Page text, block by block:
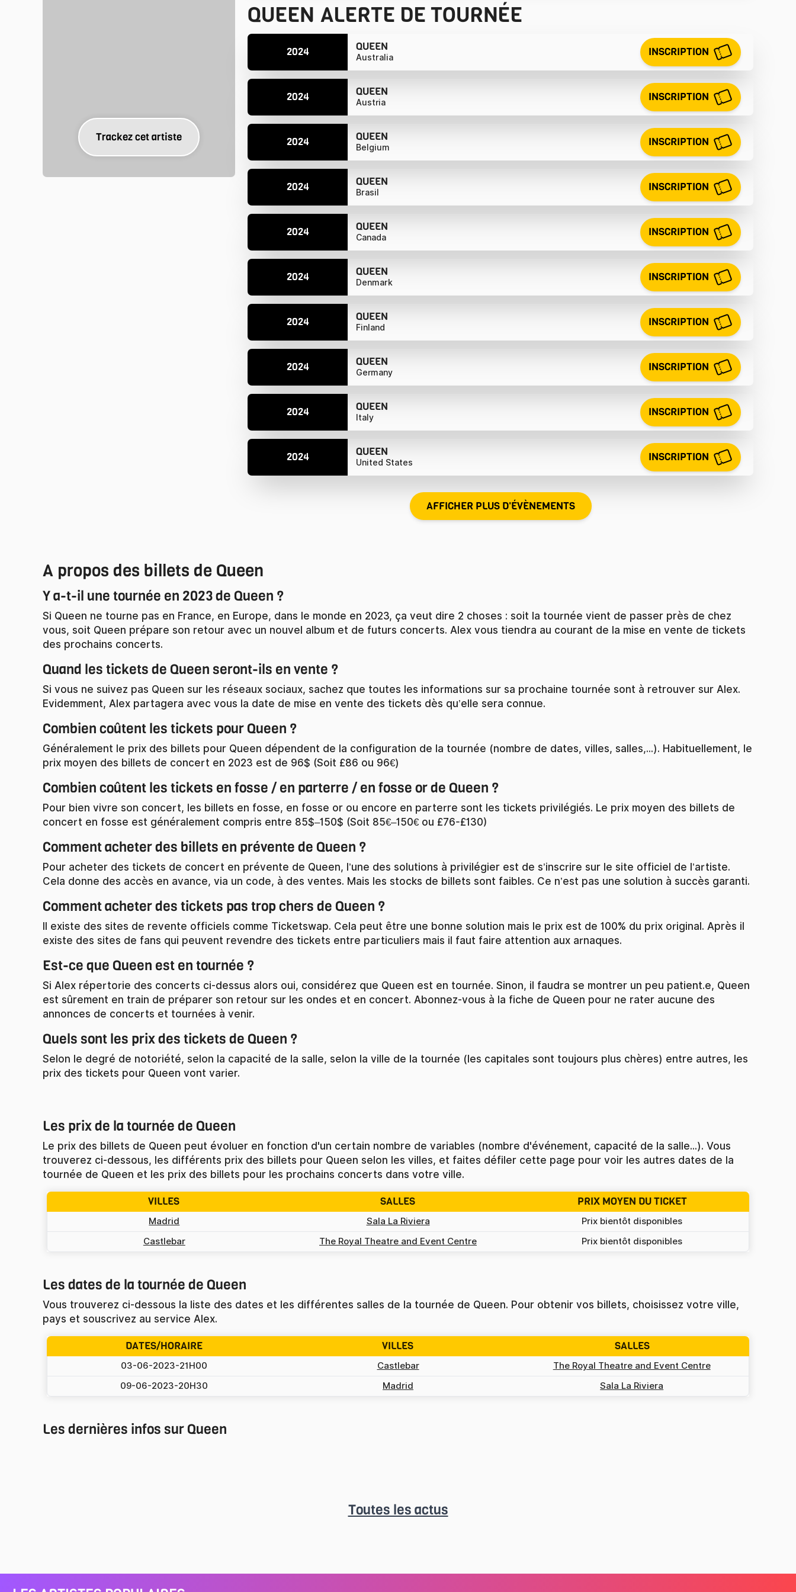
Trackez cet artiste
QUEEN ALERTE DE TOURNÉE
2024 QUEEN
Australia INSCRIPTION
2024 QUEEN
Austria INSCRIPTION
2024 QUEEN
Belgium INSCRIPTION
2024 QUEEN
Brasil INSCRIPTION
2024 QUEEN
Canada INSCRIPTION
2024 QUEEN
Denmark INSCRIPTION
2024 QUEEN
Finland INSCRIPTION
2024 QUEEN
Germany INSCRIPTION
2024 QUEEN
Italy INSCRIPTION
2024 QUEEN
United States INSCRIPTION
AFFICHER PLUS D'ÉVÈNEMENTS
A propos des billets de Queen
Y a-t-il une tournée en 2023 de Queen ?
Si Queen ne tourne pas en France, en Europe, dans le monde en 2023, ça veut dire 2 choses : soit la tournée vient de passer près de chez
vous, soit Queen prépare son retour avec un nouvel album et de futurs concerts. Alex vous tiendra au courant de la mise en vente de tickets
des prochains concerts.
Quand les tickets de Queen seront-ils en vente ?
Si vous ne suivez pas Queen sur les réseaux sociaux, sachez que toutes les informations sur sa prochaine tournée sont à retrouver sur Alex.
Evidemment, Alex partagera avec vous la date de mise en vente des tickets dès qu’elle sera connue.
Combien coûtent les tickets pour Queen ?
Généralement le prix des billets pour Queen dépendent de la configuration de la tournée (nombre de dates, villes, salles,...). Habituellement, le
prix moyen des billets de concert en 2023 est de 96$ (Soit £86 ou 96€)
Combien coûtent les tickets en fosse / en parterre / en fosse or de Queen ?
Pour bien vivre son concert, les billets en fosse, en fosse or ou encore en parterre sont les tickets privilégiés. Le prix moyen des billets de
concert en fosse est généralement compris entre 85$–150$ (Soit 85€–150€ ou £76-£130)
Comment acheter des billets en prévente de Queen ?
Pour acheter des tickets de concert en prévente de Queen, l’une des solutions à privilégier est de s’inscrire sur le site officiel de l’artiste.
Cela donne des accès en avance, via un code, à des ventes. Mais les stocks de billets sont faibles. Ce n’est pas une solution à succès garanti.
Comment acheter des tickets pas trop chers de Queen ?
Il existe des sites de revente officiels comme Ticketswap. Cela peut être une bonne solution mais le prix est de 100% du prix original. Après il
existe des sites de fans qui peuvent revendre des tickets entre particuliers mais il faut faire attention aux arnaques.
Est-ce que Queen est en tournée ?
Si Alex répertorie des concerts ci-dessus alors oui, considérez que Queen est en tournée. Sinon, il faudra se montrer un peu patient.e, Queen
est sûrement en train de préparer son retour sur les ondes et en concert. Abonnez-vous à la fiche de Queen pour ne rater aucune des
annonces de concerts et tournées à venir.
Quels sont les prix des tickets de Queen ?
Selon le degré de notoriété, selon la capacité de la salle, selon la ville de la tournée (les capitales sont toujours plus chères) entre autres, les
prix des tickets pour Queen vont varier.
Les prix de la tournée de Queen
Le prix des billets de Queen peut évoluer en fonction d'un certain nombre de variables (nombre d'événement, capacité de la salle...). Vous
trouverez ci-dessous, les différents prix des billets pour Queen selon les villes, et faites défiler cette page pour voir les autres dates de la
tournée de Queen et les prix des billets pour les prochains concerts dans votre ville.
VILLES SALLES PRIX MOYEN DU TICKET
Madrid Sala La Riviera
Prix bientôt disponibles
Castlebar
The Royal Theatre and Event Centre Prix bientôt disponibles
Les dates de la tournée de Queen
Vous trouverez ci-dessous la liste des dates et les différentes salles de la tournée de Queen. Pour obtenir vos billets, choisissez votre ville,
pays et souscrivez au service Alex.
DATES/HORAIRE VILLES SALLES
03-06-2023-21H00 Castlebar
The Royal Theatre and Event Centre
09-06-2023-20H30
Madrid Sala La Riviera
Les dernières infos sur Queen
Toutes les actus